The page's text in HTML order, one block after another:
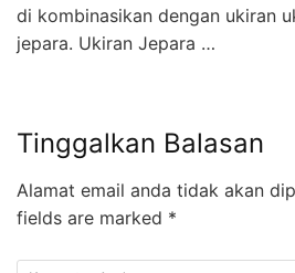
di kombinasikan dengan ukiran
jepara. Ukiran Jepara …
Tinggalkan Balasan
Alamat email anda tidak akan
fields are marked *